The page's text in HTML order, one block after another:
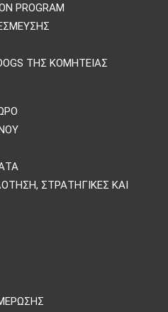
PROGRAM
ΤΗΣ ΚΟΜΗΤΕΊΑΣ
ΣΤΡΑΤΗΓΙΚΈΣ ΚΑΙ